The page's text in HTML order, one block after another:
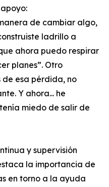
de cambiar algo,
ladrillo a
ahora puedo respirar
planes”. Otro
de esa pérdida, no
Y ahora... he
miedo de salir de
y supervisión
la importancia de
en torno a la ayuda